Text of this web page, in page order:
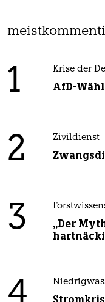
1 Krise der
AfD-
2 Zivildienst
3
„Der